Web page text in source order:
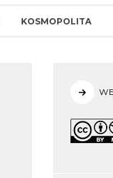
KOSMOPOLITA